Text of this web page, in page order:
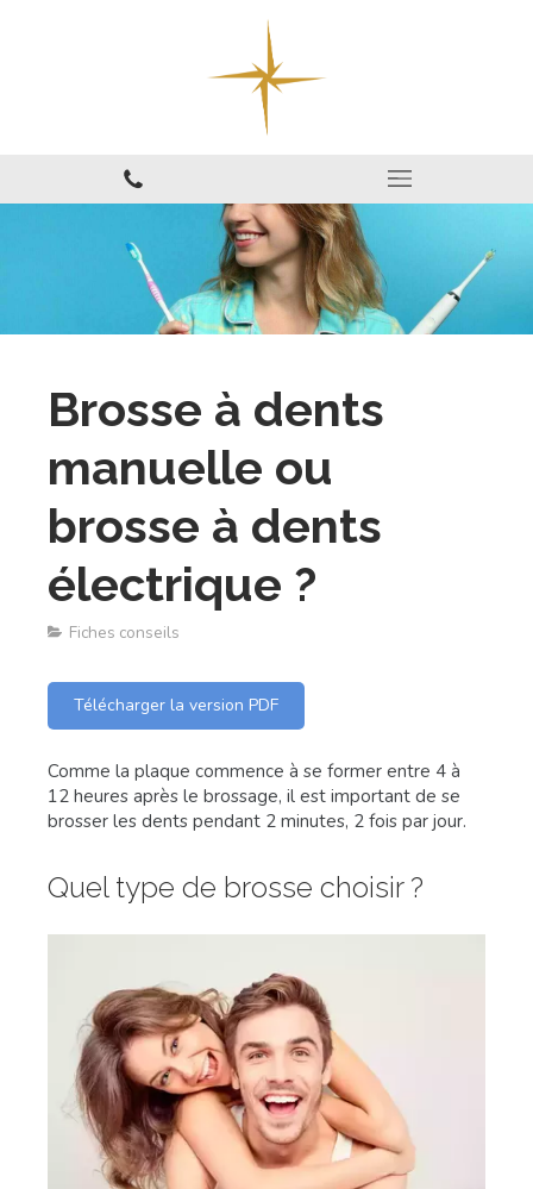
Brosse à dents
manuelle ou
brosse à dents
électrique ?
Fiches conseils
Télécharger la version PDF
Comme la plaque commence à se former entre 4 à
12 heures après le brossage, il est important de se
brosser les dents pendant 2 minutes, 2 fois par jour.
Quel type de brosse choisir ?